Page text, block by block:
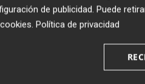
Una posición que provocó
menos condicionando- la
dirigente sí abrió este
de publicidad. Puede
. Política de privacidad